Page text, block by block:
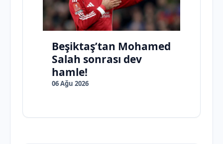
Beşiktaş’tan Mohamed
Salah sonrası dev
hamle!
06 Ağu 2026